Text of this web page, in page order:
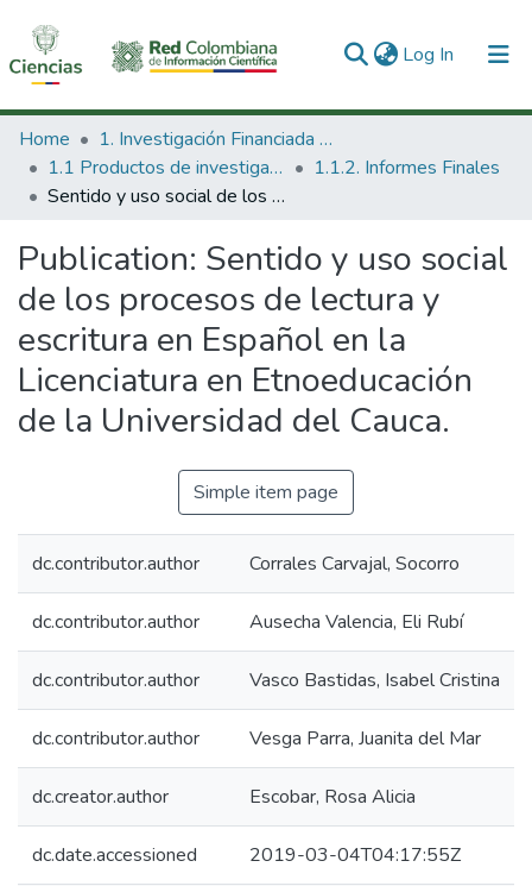
Log In (current)
Communities & Collections
All of DSpace
Home
1. Investigación Financiada con Recursos Públicos
1.1 Productos de investigación
1.1.2. Informes Finales
Sentido y uso social de los procesos de lectura y escritura en Español en la Licenciatura en Etnoeducación de la Universidad del Cauca.
Publication: Sentido y uso social
de los procesos de lectura y
escritura en Español en la
Licenciatura en Etnoeducación
de la Universidad del Cauca.
Simple item page
dc.contributor.author Corrales Carvajal, Socorro
dc.contributor.author Ausecha Valencia, Eli Rubí
dc.contributor.author Vasco Bastidas, Isabel Cristina
dc.contributor.author Vesga Parra, Juanita del Mar
dc.creator.author Escobar, Rosa Alicia
dc.date.accessioned 2019-03-04T04:17:55Z